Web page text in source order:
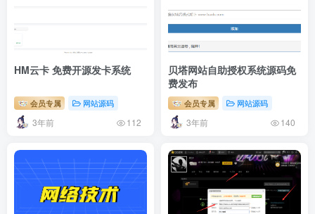
HM云卡 免费开源发卡系统
会员专属 网站源码
3年前 112
贝塔网站自助授权系统源码免
费发布
会员专属 网站源码
3年前 140